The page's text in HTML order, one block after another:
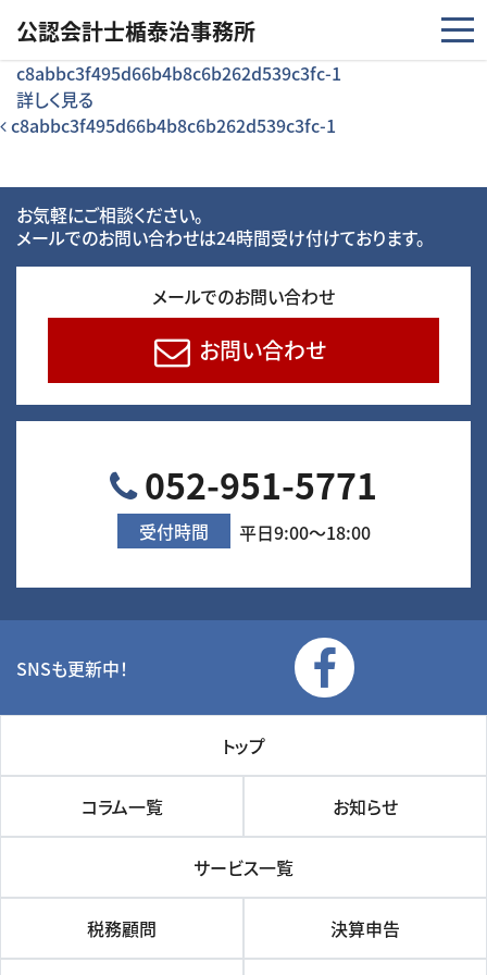
公認会計士楯泰治事務所
c8abbc3f495d66b4b8c6b262d539c3fc-1
詳しく見る
投稿ナビゲーション
c8abbc3f495d66b4b8c6b262d539c3fc-1
お気軽にご相談ください。
メールでのお問い合わせは24時間受け付けております。
メールでのお問い合わせ
お問い合わせ
052-951-5771
受付時間 平日9:00～18:00
SNSも更新中！
トップ
コラム一覧 お知らせ
サービス一覧
税務顧問 決算申告